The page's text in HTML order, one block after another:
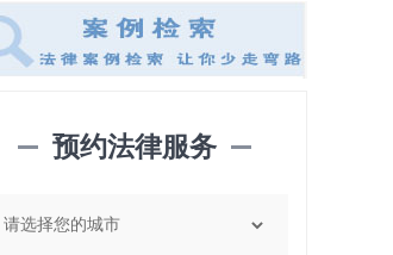
预约法律服务